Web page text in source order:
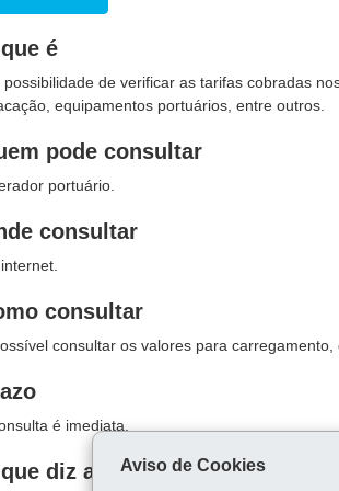
é
possibilidade de verificar as tarifas cobradas
equipamentos portuários, entre outros.
pode consultar
portuário.
consultar
consultar
consultar os valores para
é imediata.
diz a leiAviso de Cookies